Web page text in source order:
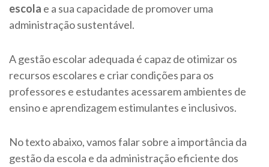
escola e a sua capacidade de promover uma
administração sustentável.
A gestão escolar adequada é capaz de otimizar os
recursos escolares e criar condições para os
professores e estudantes acessarem ambientes de
ensino e aprendizagem estimulantes e inclusivos.
No texto abaixo, vamos falar sobre a importância da
gestão da escola e da administração eficiente dos